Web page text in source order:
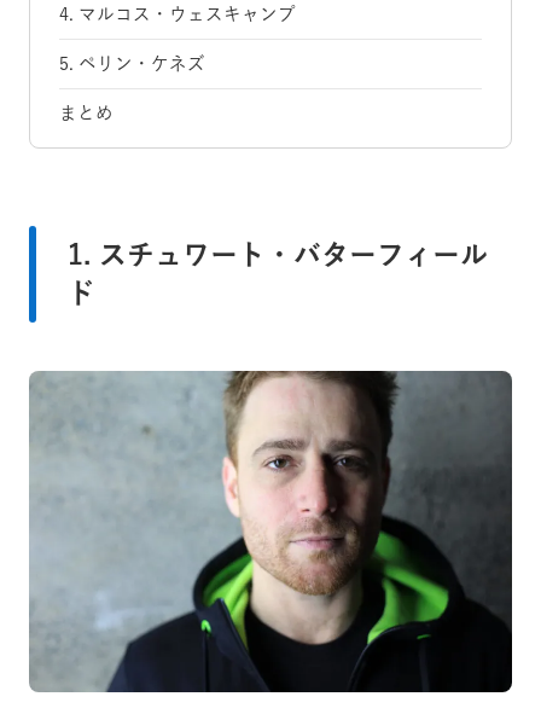
4. マルコス・ウェスキャンプ
5. ペリン・ケネズ
まとめ
1. スチュワート・バターフィール
ド